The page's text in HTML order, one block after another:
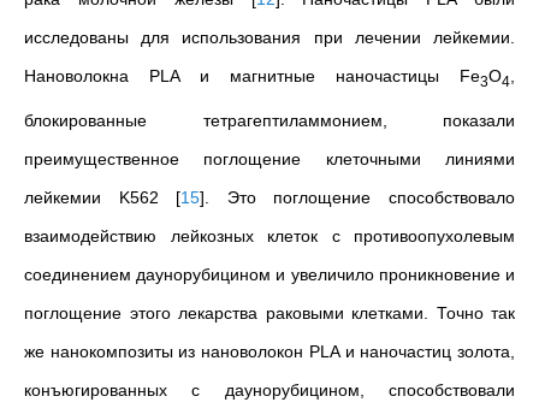
исследованы для использования при лечении лейкемии.
Нановолокна PLA и магнитные наночастицы Fe3O4
блокированные тетрагептиламмонием, показали
преимущественное поглощение клеточными линиями
лейкемии K562 [15] . Это поглощение способствовало
взаимодействию лейкозных клеток с противоопухолевым
соединением даунорубицином и увеличило проникновение и
поглощение этого лекарства раковыми клетками. Точно так
же нанокомпозиты из нановолокон PLA и наночастиц золота,
конъюгированных с даунорубицином, способствовали